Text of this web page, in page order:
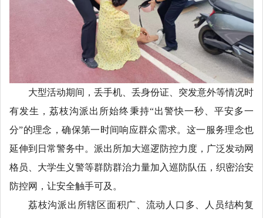
大型活动期间，丢手机、丢身份证、突发意外等情况时
有发生，荔枝沟派出所始终秉持“出警快一秒、平安多一
分”的理念，确保第一时间响应群众需求。这一服务理念也
延伸到日常警务中。派出所加大巡逻防控力度，广泛发动网
格员、大学生义警等群防群治力量加入巡防队伍，织密治安
防控网，让安全触手可及。
荔枝沟派出所辖区面积广、流动人口多、人员结构复